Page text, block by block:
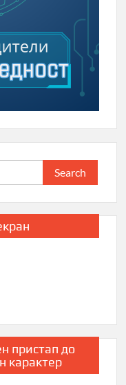
Search
for:
пристап до
карактер